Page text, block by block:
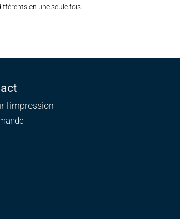
en une seule fois.
l'impression